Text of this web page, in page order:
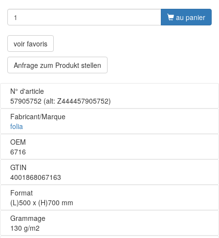
au panier
voir favoris
Anfrage zum Produkt stellen
N° d'article
57905752 (alt: Z444457905752)
Fabricant/Marque
folia
OEM
6716
GTIN
4001868067163
Format
(L)500 x (H)700 mm
Grammage
130 g/m2